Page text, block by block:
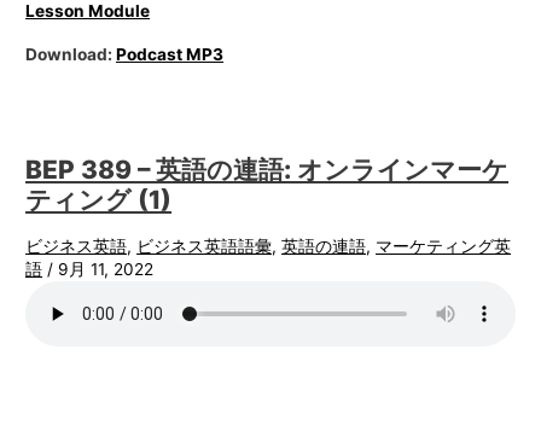
Lesson Module
Download:Podcast MP3
BEP 389 – 英語の連語: オンラインマーケ
ティング (1)
ビジネス英語, ビジネス英語語彙,英語の連語, マーケティング英
語 / 9月 11, 2022